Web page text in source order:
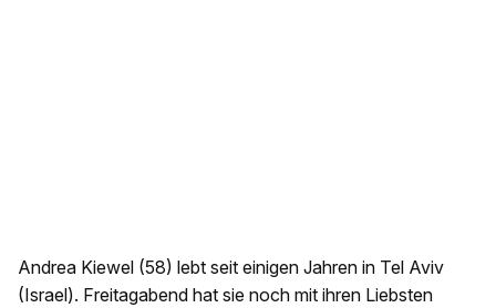
Andrea Kiewel (58) lebt seit einigen Jahren in Tel Aviv
(Israel). Freitagabend hat sie noch mit ihren Liebsten